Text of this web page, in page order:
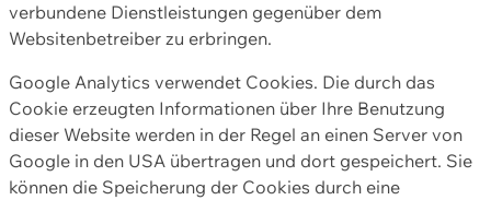
verbundene Dienstleistungen gegenüber dem
Websitenbetreiber zu erbringen.
Google Analytics verwendet Cookies. Die durch das
Cookie erzeugten Informationen über Ihre Benutzung
dieser Website werden in der Regel an einen Server von
Google in den USA übertragen und dort gespeichert. Sie
können die Speicherung der Cookies durch eine